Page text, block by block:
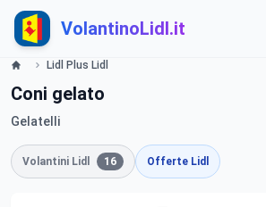
VolantinoLidl.it
Lidl Plus Lidl
Coni gelato
Gelatelli
Volantini Lidl 16 Offerte Lidl